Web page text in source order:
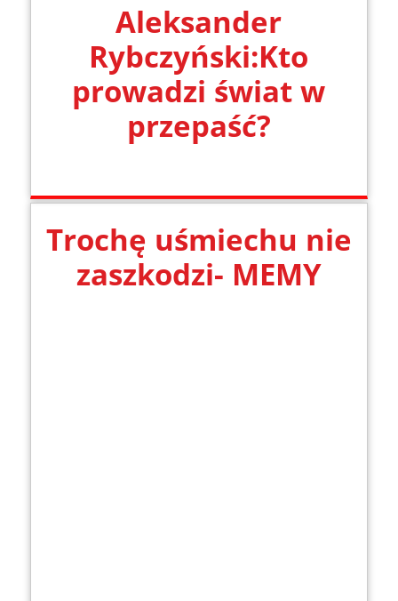
Aleksander
Rybczyński:Kto
prowadzi świat w
przepaść?
Trochę uśmiechu nie
zaszkodzi- MEMY